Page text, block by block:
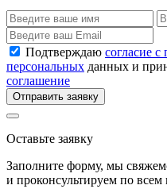
Подтверждаю согласие
персональных данных и
соглашение
Отправить заявку
Оставьте заявку
Заполните форму, мы
и проконсультируем по всем